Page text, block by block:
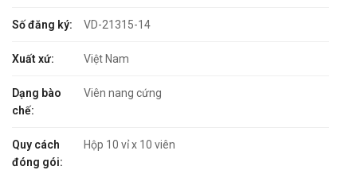
Số đăng ký: VD-21315-14
Xuất xứ: Việt Nam
Dạng bào
chế:
Viên nang cứng
Quy cách
đóng gói:
Hộp 10 vỉ x 10 viên